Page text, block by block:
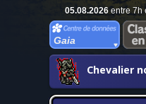
05.08.2026entre 7h
Gaia
Chevalier